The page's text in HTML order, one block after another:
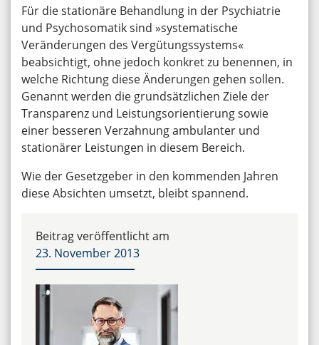
Für die stationäre Behandlung in der Psychiatrie
und Psychosomatik sind »systematische
Veränderungen des Vergütungssystems«
beabsichtigt, ohne jedoch konkret zu benennen, in
welche Richtung diese Änderungen gehen sollen.
Genannt werden die grundsätzlichen Ziele der
Transparenz und Leistungsorientierung sowie
einer besseren Verzahnung ambulanter und
stationärer Leistungen in diesem Bereich.
Wie der Gesetzgeber in den kommenden Jahren
diese Absichten umsetzt, bleibt spannend.
Beitrag veröffentlicht am
23. November 2013